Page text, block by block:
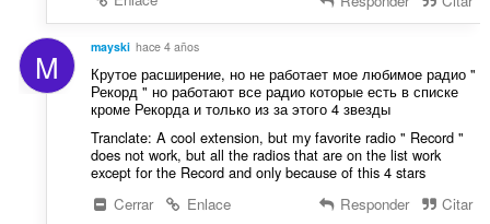
M mayski hace 4 años
Крутое расширение, но не работает мое любимое радио "
Рекорд " но работают все радио которые есть в списке
кроме Рекорда и только из за этого 4 звезды
Tranclate: A cool extension, but my favorite radio " Record "
does not work, but all the radios that are on the list work
except for the Record and only because of this 4 stars
Cerrar
Enlace Responder Citar